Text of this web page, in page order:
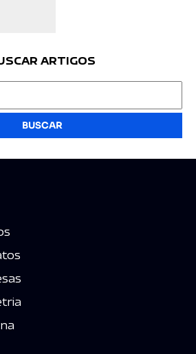
ARTIGOS
BUSCAR